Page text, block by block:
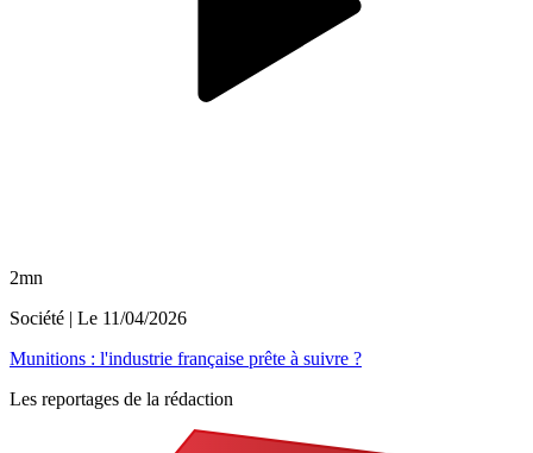
2mn
Société | Le 11/04/2026
Munitions : l'industrie française prête à suivre ?
Les reportages de la rédaction